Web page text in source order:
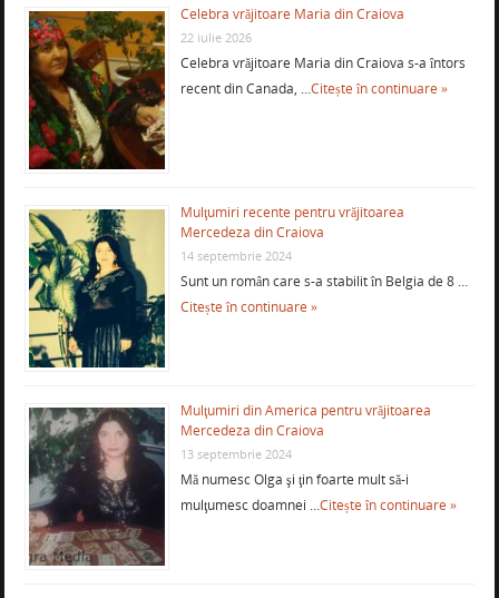
Celebra vrăjitoare Maria din Craiova
22 iulie 2026
Celebra vrăjitoare Maria din Craiova s-a întors
recent din Canada, …Citește în continuare »
Mulţumiri recente pentru vrăjitoarea
Mercedeza din Craiova
14 septembrie 2024
Sunt un român care s-a stabilit în Belgia de 8 …
Citește în continuare »
Mulţumiri din America pentru vrăjitoarea
Mercedeza din Craiova
13 septembrie 2024
Mă numesc Olga şi ţin foarte mult să-i
mulţumesc doamnei …Citește în continuare »